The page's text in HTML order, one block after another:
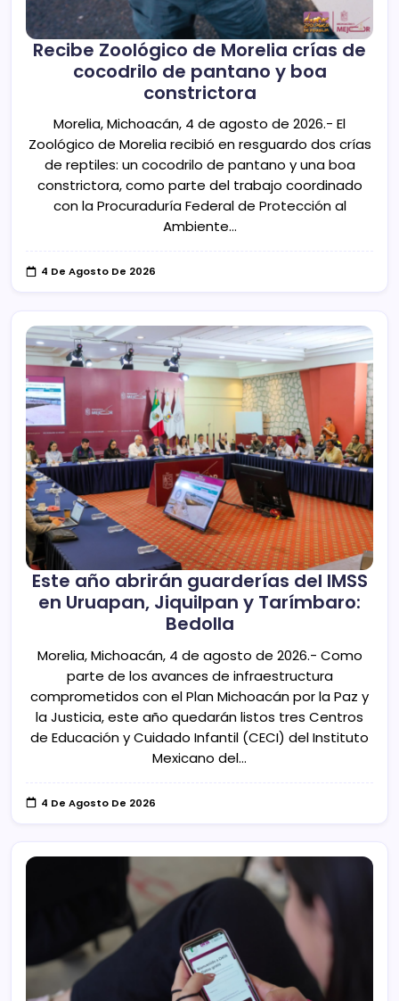
Recibe Zoológico de Morelia crías de
cocodrilo de pantano y boa
constrictora
Morelia, Michoacán, 4 de agosto de 2026.- El
Zoológico de Morelia recibió en resguardo dos crías
de reptiles: un cocodrilo de pantano y una boa
constrictora, como parte del trabajo coordinado
con la Procuraduría Federal de Protección al
Ambiente…
4 De Agosto De 2026
Este año abrirán guarderías del IMSS
en Uruapan, Jiquilpan y Tarímbaro:
Bedolla
Morelia, Michoacán, 4 de agosto de 2026.- Como
parte de los avances de infraestructura
comprometidos con el Plan Michoacán por la Paz y
la Justicia, este año quedarán listos tres Centros
de Educación y Cuidado Infantil (CECI) del Instituto
Mexicano del…
4 De Agosto De 2026